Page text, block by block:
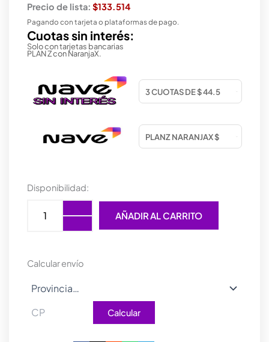
Precio de lista: $133.514
Pagando con tarjeta o plataformas de pago.
Cuotas sin interés:
Solo con tarjetas bancarias
PLAN Z con NaranjaX.
Disponibilidad:
GABINETE
RAIDMAX
INFINITA
ARGB
GLASS
cantidad
AÑADIR AL CARRITO
Calcular envío
Calcular